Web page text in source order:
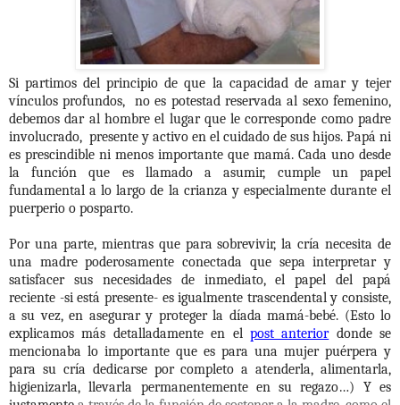
Si partimos del principio de que la capacidad de amar y tejer
vínculos profundos,
no es potestad reservada al sexo femenino,
debemos dar al hombre el lugar que le corresponde como padre
involucrado, presente y activo en el cuidado de sus hijos. Papá ni
es prescindible ni menos importante que mamá. Cada uno desde
la función que es llamado a asumir, cumple un papel
fundamental a lo largo de la crianza y especialmente durante el
puerperio o posparto.
Por una parte, mientras que para sobrevivir, la cría necesita de
una madre poderosamente conectada que sepa interpretar y
satisfacer sus necesidades de inmediato, el papel del papá
reciente -si está presente- es igualmente trascendental y consiste,
a su vez, en asegurar y proteger la díada mamá-bebé. (Esto lo
explicamos más detalladamente en el post anteriordonde se
mencionaba lo importante que es para una mujer puérpera y
para su cría dedicarse por completo a atenderla, alimentarla,
higienizarla, llevarla permanentemente en su regazo…) Y es